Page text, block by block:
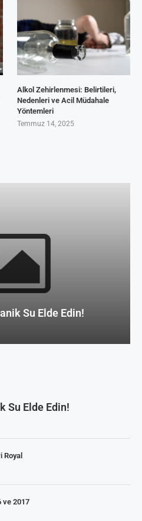
Su Elde Edin!
Royal
ve 2017
Alkol Zehirlenmesi: Belirtileri,
Nedenleri ve Acil Müdahale
Yöntemleri
Temmuz 14, 2025
Su Elde Edin!